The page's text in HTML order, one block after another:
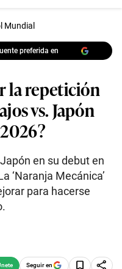
Mundial
preferida en
la repetición
vs. Japón
en su debut en
‘Naranja Mecánica’
para hacerse
Seguir en